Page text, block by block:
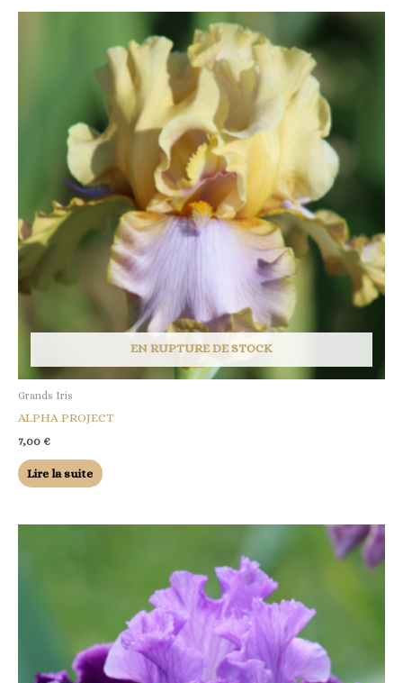
EN RUPTURE DE STOCK
Grands Iris
ALPHA PROJECT
7,00 €
Lire la suite